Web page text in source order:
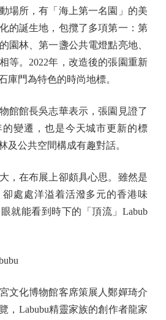
場所，有「海上第一名園」的美
的誕生地，包攬了多項第一：第
園林、第一盞公共電燈點亮地、
等。2022年，改造後的張園重新
庫門為特色的時尚地標。
館長吳志華表示，張園見證了
變遷，也是今天城市更新的標
及公共空間構成有趣對話。
在布展上卻頗具心思。雖然是
處處洋溢着活潑多元的香港味
就能看到時下的「頂流」Labub
化博物館客席策展人鄭嬋琦介
，Labubu精靈家族的創作者龍家